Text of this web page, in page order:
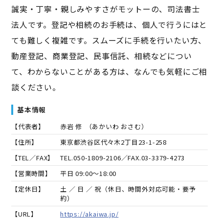
誠実・丁寧・親しみやすさがモットーの、司法書士
法人です。登記や相続のお手続は、個人で行うにはと
ても難しく複雑です。スムーズに手続を行いたい方、
動産登記、商業登記、民事信託、相続などについ
て、わからないことがある方は、なんでも気軽にご相
談ください。
基本情報
【代表者】 赤岩 修 （あかいわ おさむ）
【住所】
東京都渋谷区代々木2丁目23-1-258
【TEL／FAX】
TEL.050-1809-2106／FAX.03-3379-4273
【営業時間】
平日 09:00～18:00
【定休日】
土 ／ 日 ／ 祝（休日、時間外対応可能・要予
約）
【URL】
https://akaiwa.jp/